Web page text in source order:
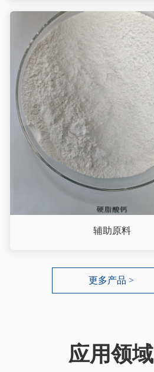
更多产品 >
辅助原料
应用领域